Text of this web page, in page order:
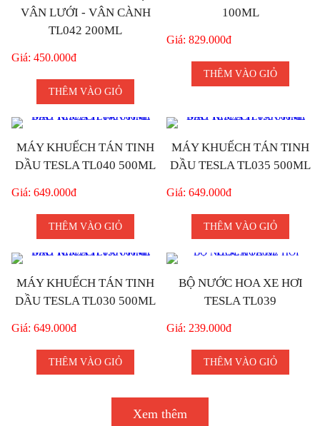
VÂN LƯỚI - VÂN CÀNH
TL042 200ML
Giá: 450.000đ
THÊM VÀO GIỎ
100ML
Giá: 829.000đ
THÊM VÀO GIỎ
MÁY KHUẾCH TÁN TINH
DẦU TESLA TL040 500ML
Giá: 649.000đ
THÊM VÀO GIỎ
MÁY KHUẾCH TÁN TINH
DẦU TESLA TL035 500ML
Giá: 649.000đ
THÊM VÀO GIỎ
MÁY KHUẾCH TÁN TINH
DẦU TESLA TL030 500ML
Giá: 649.000đ
THÊM VÀO GIỎ
BỘ NƯỚC HOA XE HƠI
TESLA TL039
Giá: 239.000đ
THÊM VÀO GIỎ
Xem thêm